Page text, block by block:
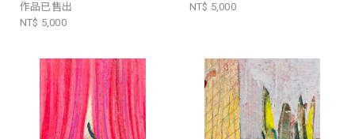
作品已售出
NT$ 5,000
NT$ 5,000